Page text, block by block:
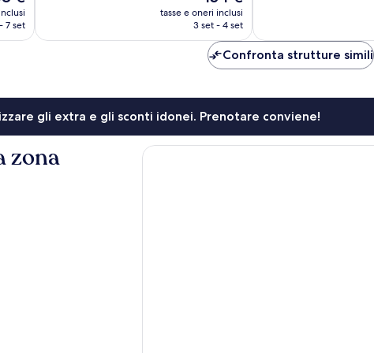
7 set
prezzo
attuale
154 €
tasse e oneri inclusi
3 set - 4 set
Confronta strutture simili
gli extra e gli sconti idonei. Prenotare conviene!
zona